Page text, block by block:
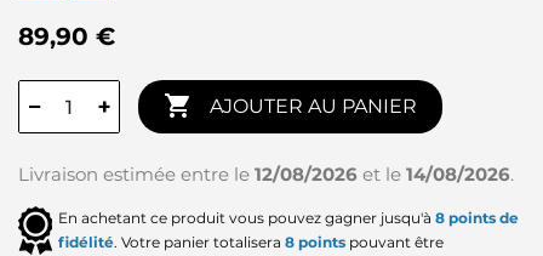
89,90 €
− +  AJOUTER AU PANIER
Livraison estimée entre le 12/08/2026 et le 14/08/2026.
En achetant ce produit vous pouvez gagner jusqu'à 8 points de
fidélité. Votre panier totalisera 8 points pouvant être